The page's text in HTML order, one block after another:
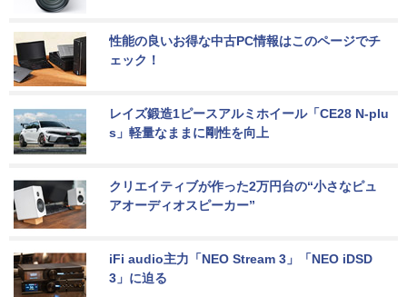
性能の良いお得な中古PC情報はこのページでチ
ェック！
レイズ鍛造1ピースアルミホイール「CE28 N-plu
s」軽量なままに剛性を向上
クリエイティブが作った2万円台の“小さなピュ
アオーディオスピーカー”
iFi audio主力「NEO Stream 3」「NEO iDSD
3」に迫る